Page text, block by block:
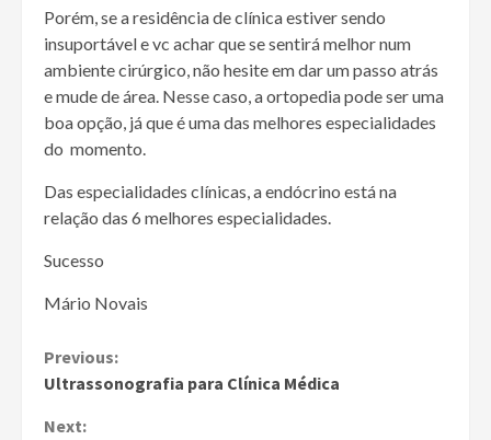
Porém, se a residência de clínica estiver sendo
insuportável e vc achar que se sentirá melhor num
ambiente cirúrgico, não hesite em dar um passo atrás
e mude de área. Nesse caso, a ortopedia pode ser uma
boa opção, já que é uma das melhores especialidades
do momento.
Das especialidades clínicas, a endócrino está na
relação das 6 melhores especialidades.
Sucesso
Mário Novais
Continue
Reading
Previous:
Ultrassonografia para Clínica Médica
Next: